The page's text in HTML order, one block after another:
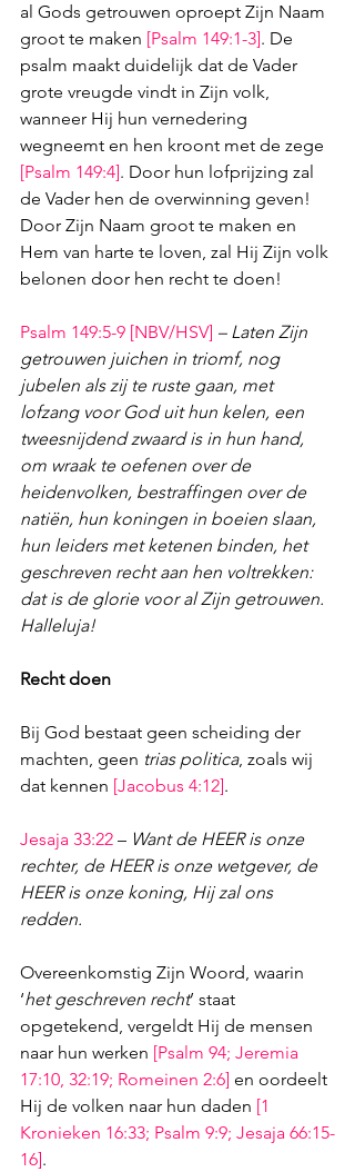
al Gods getrouwen oproept Zijn Naam
groot te maken [Psalm 149:1-3]. De
psalm maakt duidelijk dat de Vader
grote vreugde vindt in Zijn volk,
wanneer Hij hun vernedering
wegneemt en hen kroont met de zege
[Psalm 149:4]. Door hun lofprijzing zal
de Vader hen de overwinning geven!
Door Zijn Naam groot te maken en
Hem van harte te loven, zal Hij Zijn volk
belonen door hen recht te doen!
Psalm 149:5-9 [NBV/HSV] – Laten Zijn
getrouwen juichen in triomf, nog
jubelen als zij te ruste gaan, met
lofzang voor God uit hun kelen, een
tweesnijdend zwaard is in hun hand,
om wraak te oefenen over de
heidenvolken, bestraffingen over de
natiën, hun koningen in boeien slaan,
hun leiders met ketenen binden, het
geschreven recht aan hen voltrekken:
dat is de glorie voor al Zijn getrouwen.
Halleluja!
Recht doen
Bij God bestaat geen scheiding der
machten, geen trias politica, zoals wij
dat kennen [Jacobus 4:12].
Jesaja 33:22 – Want de HEER is onze
rechter, de HEER is onze wetgever, de
HEER is onze koning, Hij zal ons
redden.
Overeenkomstig Zijn Woord, waarin
‘het geschreven recht’ staat
opgetekend, vergeldt Hij de mensen
naar hun werken [Psalm 94; Jeremia
17:10, 32:19; Romeinen 2:6] en oordeelt
Hij de volken naar hun daden [1
Kronieken 16:33; Psalm 9:9; Jesaja 66:15-
16].